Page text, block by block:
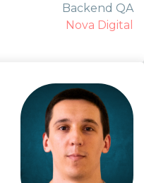
Backend QA
Nova Digital